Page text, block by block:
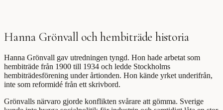
Hanna Grönvall och hembiträde historia
Hanna Grönvall gav utredningen tyngd. Hon hade arbetat som
hembiträde från 1900 till 1934 och ledde Stockholms
hembiträdesförening under årtionden. Hon kände yrket underifrån,
inte som reformidé från ett skrivbord.
Grönvalls närvaro gjorde konflikten svårare att gömma. Sverige